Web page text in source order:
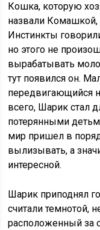
Кошка, которую
назвали Комашкой,
Инстинкты
но этого не
вырабатывать
тут появился он.
передвигающийся
всего, Шарик стал
потерянными
мир пришел в
вылизывать, а
интересной.
Шарик приподнял
считали темнотой,
расположенный за